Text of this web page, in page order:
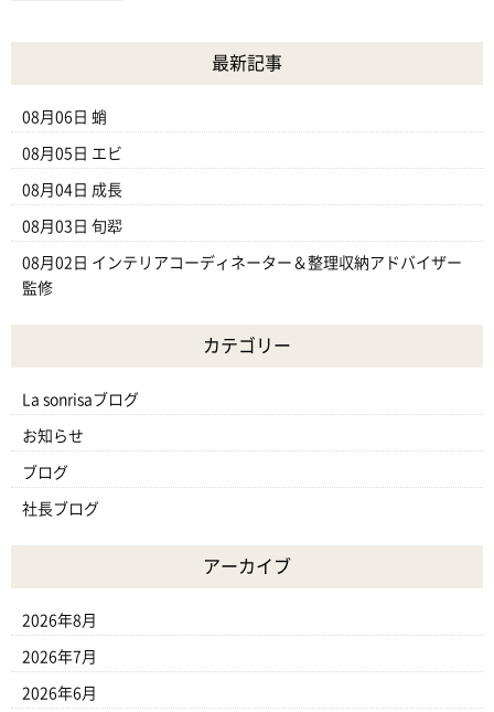
最新記事
08月06日 蛸
08月05日 エビ
08月04日 成長
08月03日 旬翆
08月02日 インテリアコーディネーター＆整理収納アドバイザー
監修
カテゴリー
La sonrisaブログ
お知らせ
ブログ
社長ブログ
アーカイブ
2026年8月
2026年7月
2026年6月